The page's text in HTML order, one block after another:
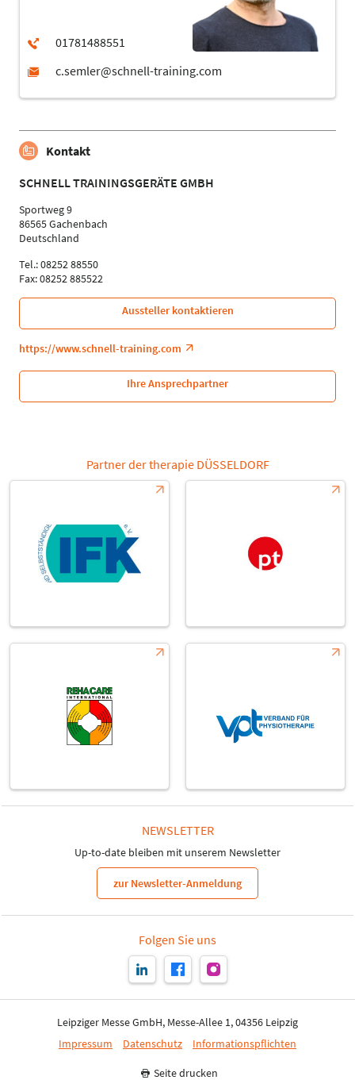
Kontakt
SCHNELL TRAININGSGERÄTE GMBH
Sportweg 9
86565 Gachenbach
Deutschland
Tel.: 08252 88550
Fax: 08252 885522
Aussteller kontaktieren
https://www.schnell-training.com
Ihre Ansprechpartner
Partner der therapie DÜSSELDORF
NEWSLETTER
Up-to-date bleiben mit unserem Newsletter
zur Newsletter-Anmeldung
Folgen Sie uns
Leipziger Messe GmbH, Messe-Allee 1, 04356 Leipzig
Impressum
Datenschutz Informationspflichten
Seite drucken